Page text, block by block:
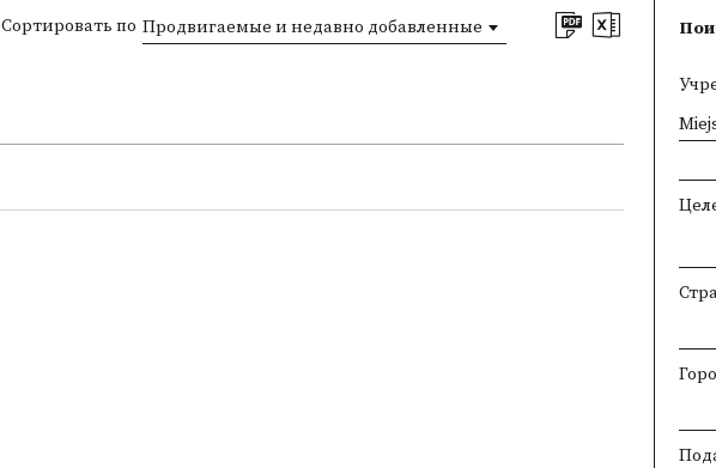
Сортировать по Продвигаемые и недавно добавленные